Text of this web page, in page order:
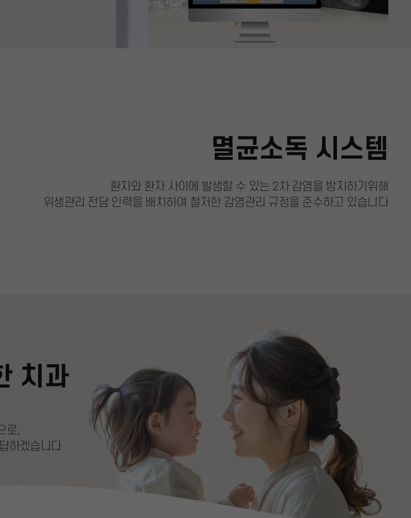
멸균소독 시스템
환자와 환자 사이에 발생할 수 있는 2차 감염을 방지하기위해
위생관리 전담 인력을 배치하여 철저한 감염관리 규정을 준수하고 있습니다
치과
로,
하겠습니다